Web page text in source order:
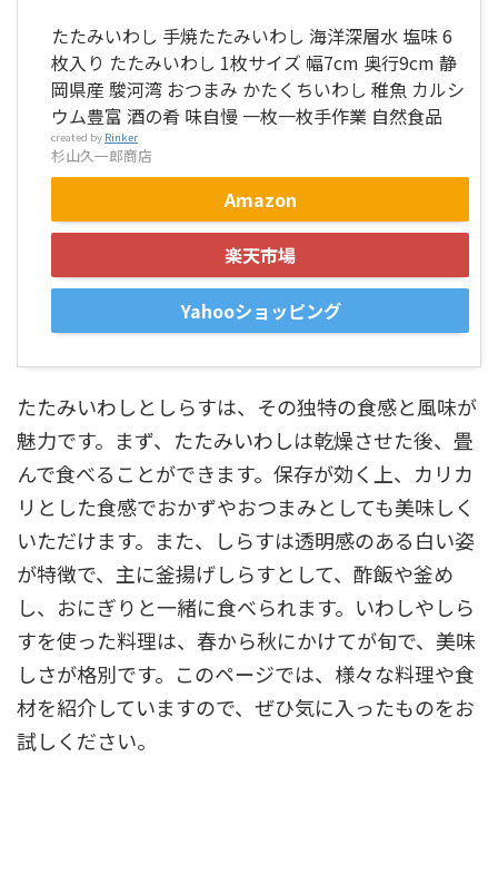
たたみいわし 手焼たたみいわし 海洋深層水 塩味 6
枚入り たたみいわし 1枚サイズ 幅7cm 奥行9cm 静
岡県産 駿河湾 おつまみ かたくちいわし 稚魚 カルシ
ウム豊富 酒の肴 味自慢 一枚一枚手作業 自然食品
created by Rinker
杉山久一郎商店
Amazon
楽天市場
Yahooショッピング
たたみいわしとしらすは、その独特の食感と風味が
魅力です。まず、たたみいわしは乾燥させた後、畳
んで食べることができます。保存が効く上、カリカ
リとした食感でおかずやおつまみとしても美味しく
いただけます。また、しらすは透明感のある白い姿
が特徴で、主に釜揚げしらすとして、酢飯や釜め
し、おにぎりと一緒に食べられます。いわしやしら
すを使った料理は、春から秋にかけてが旬で、美味
しさが格別です。このページでは、様々な料理や食
材を紹介していますので、ぜひ気に入ったものをお
試しください。